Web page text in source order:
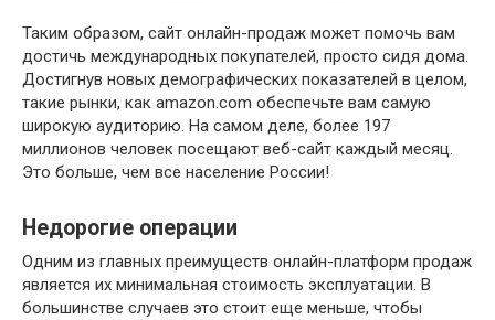
Таким образом, сайт онлайн-продаж может помочь вам
достичь международных покупателей, просто сидя дома.
Достигнув новых демографических показателей в целом,
такие рынки, как amazon.com обеспечьте вам самую
широкую аудиторию. На самом деле, более 197
миллионов человек посещают веб-сайт каждый месяц.
Это больше, чем все население России!
Недорогие операции
Одним из главных преимуществ онлайн-платформ продаж
является их минимальная стоимость эксплуатации. В
большинстве случаев это стоит еще меньше, чтобы